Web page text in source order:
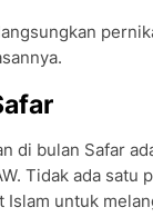
di bulan Safar
Tidak ada satu
untuk